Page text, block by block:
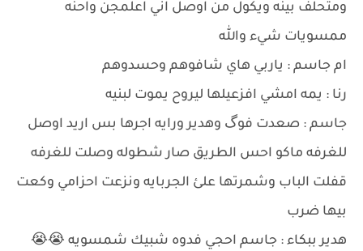
ومتحلف بينه ويكول من اوصل اني اعلمجن واحنه
ممسويات شيء والله
ام جاسم : ياربي هاي شافوهم وحسدوهم
رنا : يمه امشي افزعيلها ليروح يموت لبنيه
جاسم : صعدت فوگ وهدير ورايه اجرها بس اريد اوصل
للغرفه ماكو احس الطريق صار شطوله وصلت للغرفه
قفلت الباب وشمرتها علئ الجربايه ونزعت احزامي وكعت
بيها ضرب
هدير ببكاء : جاسم احجي فدوه شبيك شمسويه 😭😭